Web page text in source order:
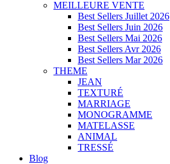
MEILLEURE VENTE
Best Sellers Juillet 2026
Best Sellers Juin 2026
Best Sellers Mai 2026
Best Sellers Avr 2026
Best Sellers Mar 2026
THEME
JEAN
TEXTURÉ
MARRIAGE
MONOGRAMME
MATELASSE
ANIMAL
TRESSÉ
Blog